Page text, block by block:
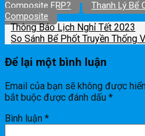
Composite FRP?
Thanh Lý Bể
Composite
Thông Báo Lịch Nghỉ Tết 2023
So Sánh Bể Phốt Truyền Thống
Để lại một bình luận
Email của bạn sẽ không được
bắt buộc được đánh dấu *
Bình luận *